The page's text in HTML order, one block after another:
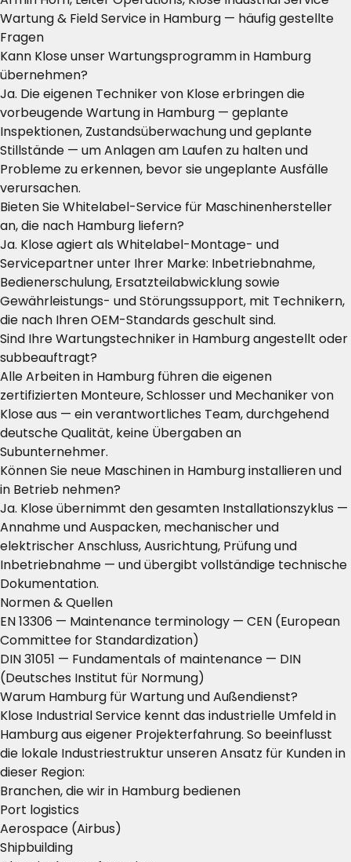
Wartung & Field Service in Hamburg — häufig gestellte
Fragen
Kann Klose unser Wartungsprogramm in Hamburg
übernehmen?
Ja. Die eigenen Techniker von Klose erbringen die
vorbeugende Wartung in Hamburg — geplante
Inspektionen, Zustandsüberwachung und geplante
Stillstände — um Anlagen am Laufen zu halten und
Probleme zu erkennen, bevor sie ungeplante Ausfälle
verursachen.
Bieten Sie Whitelabel-Service für Maschinenhersteller
an, die nach Hamburg liefern?
Ja. Klose agiert als Whitelabel-Montage- und
Servicepartner unter Ihrer Marke: Inbetriebnahme,
Bedienerschulung, Ersatzteilabwicklung sowie
Gewährleistungs- und Störungssupport, mit Technikern,
die nach Ihren OEM-Standards geschult sind.
Sind Ihre Wartungstechniker in Hamburg angestellt oder
subbeauftragt?
Alle Arbeiten in Hamburg führen die eigenen
zertifizierten Monteure, Schlosser und Mechaniker von
Klose aus — ein verantwortliches Team, durchgehend
deutsche Qualität, keine Übergaben an
Subunternehmer.
Können Sie neue Maschinen in Hamburg installieren und
in Betrieb nehmen?
Ja. Klose übernimmt den gesamten Installationszyklus —
Annahme und Auspacken, mechanischer und
elektrischer Anschluss, Ausrichtung, Prüfung und
Inbetriebnahme — und übergibt vollständige technische
Dokumentation.
Normen & Quellen
EN 13306 — Maintenance terminology — CEN (European
Committee for Standardization)
DIN 31051 — Fundamentals of maintenance — DIN
(Deutsches Institut für Normung)
Warum Hamburg für Wartung und Außendienst?
Klose Industrial Service kennt das industrielle Umfeld in
Hamburg aus eigener Projekterfahrung. So beeinflusst
die lokale Industriestruktur unseren Ansatz für Kunden in
dieser Region:
Branchen, die wir in Hamburg bedienen
Port logistics
Aerospace (Airbus)
Shipbuilding